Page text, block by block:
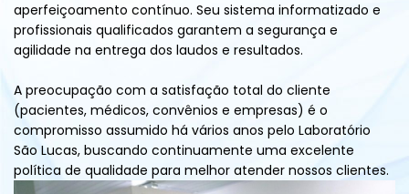
aperfeiçoamento contínuo. Seu sistema informatizado e
profissionais qualificados garantem a segurança e
agilidade na entrega dos laudos e resultados.
A preocupação com a satisfação total do cliente
(pacientes, médicos, convênios e empresas) é o
compromisso assumido há vários anos pelo Laboratório
São Lucas, buscando continuamente uma excelente
política de qualidade para melhor atender nossos clientes.